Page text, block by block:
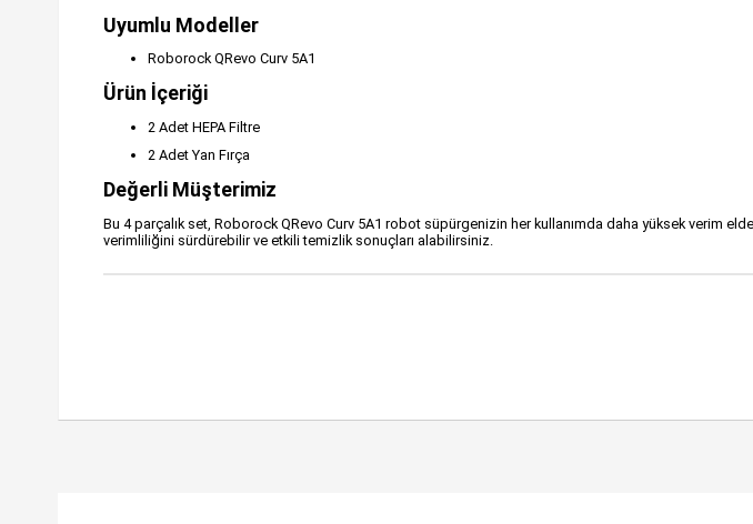
Uyumlu Modeller
Roborock QRevo Curv 5A1
Ürün İçeriği
2 Adet HEPA Filtre
2 Adet Yan Fırça
Değerli Müşterimiz
Bu 4 parçalık set, Roborock QRevo Curv 5A1 robot süpürgenizin her kullanımda daha yüksek verim
verimliliğini sürdürebilir ve etkili temizlik sonuçları alabilirsiniz.